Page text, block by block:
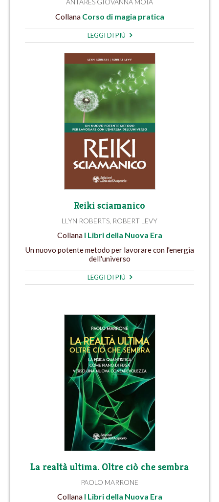
ANTARES GIOVANNA MOIA
Collana Corso di magia pratica
LEGGI DI PIÙ
Reiki sciamanico
LLYN ROBERTS ROBERT LEVY
Collana I Libri della Nuova Era
Un nuovo potente metodo per lavorare con l'energia
dell'universo
LEGGI DI PIÙ
La realtà ultima. Oltre ciò che sembra
PAOLO MARRONE
Collana I Libri della Nuova Era